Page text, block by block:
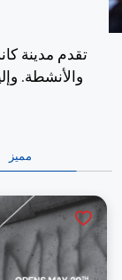
تقدم مدينة
والأنشطة.
مميز